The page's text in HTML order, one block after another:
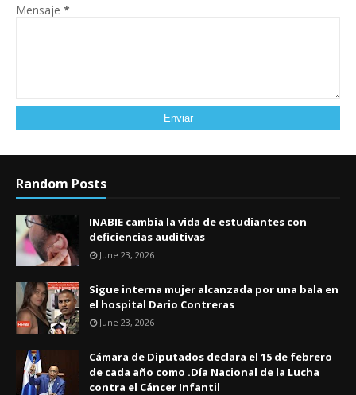
Mensaje *
Random Posts
INABIE cambia la vida de estudiantes con
deficiencias auditivas
June 23, 2026
Sigue interna mujer alcanzada por una bala en
el hospital Dario Contreras
June 23, 2026
Cámara de Diputados declara el 15 de febrero
de cada año como .Día Nacional de la Lucha
contra el Cáncer Infantil